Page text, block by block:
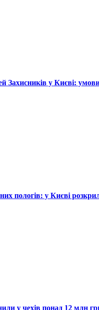
Захисників у Києві:
пологів: у Києві
у чехів понад 12 млн